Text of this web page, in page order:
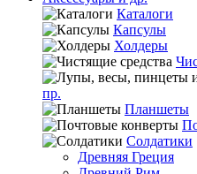
Каталоги
Капсулы
Холдеры
пр.
Планшеты
Солдатики
Древняя Греция